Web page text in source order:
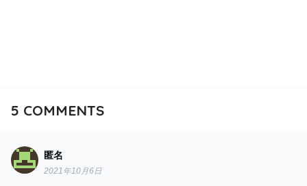
5 COMMENTS
匿名
2021年10月6日